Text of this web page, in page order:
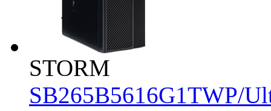
STORM
SB265B5616G1TWP/